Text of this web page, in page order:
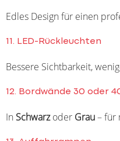
Edles Design für einen
11. LED-Rückleuchten
Bessere Sichtbarkeit,
12. Bordwände 30 oder
InSchwarzoder Grau– für